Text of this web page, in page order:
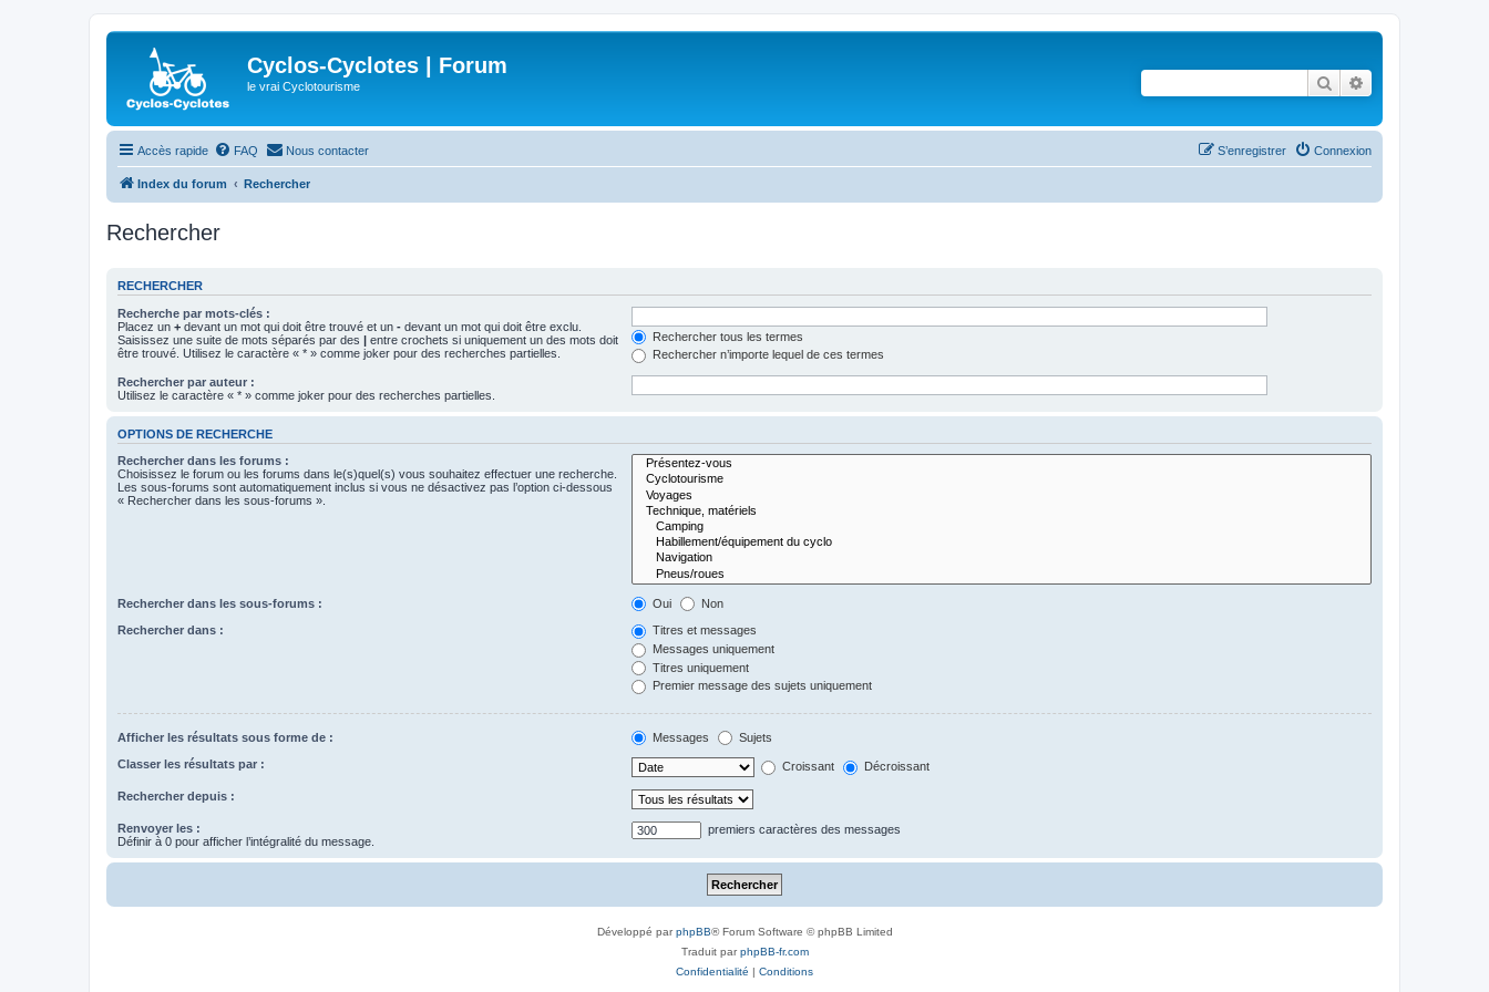
Cyclos-Cyclotes | Forum
le vrai Cyclotourisme Rechercher
Accès rapide FAQ Nous contacter Connexion
S’enregistrer
Index du forum Rechercher
Rechercher
RECHERCHER
Recherche par mots-clés :
Placez un + devant un mot qui doit être trouvé et un - devant un mot qui doit être exclu.
Saisissez une suite de mots séparés par des | entre crochets si uniquement un des mots doit
être trouvé. Utilisez le caractère « * » comme joker pour des recherches partielles.
Rechercher tous les termes
Rechercher n’importe lequel de ces termes
Rechercher par auteur :
Utilisez le caractère « * » comme joker pour des recherches partielles.
OPTIONS DE RECHERCHE
Rechercher dans les forums :
Choisissez le forum ou les forums dans le(s)quel(s) vous souhaitez effectuer une recherche.
Les sous-forums sont automatiquement inclus si vous ne désactivez pas l’option ci-dessous
« Rechercher dans les sous-forums ».
Rechercher dans les sous-forums : Oui Non
Rechercher dans :
Titres et messages
Messages uniquement
Titres uniquement
Premier message des sujets uniquement
Afficher les résultats sous forme de : Messages Sujets
Classer les résultats par : Croissant Décroissant
Rechercher depuis :
Renvoyer les :
Définir à 0 pour afficher l’intégralité du message.
premiers caractères des messages
Développé parphpBB® Forum Software © phpBB Limited
Traduit parphpBB-fr.com
Confidentialité
Conditions